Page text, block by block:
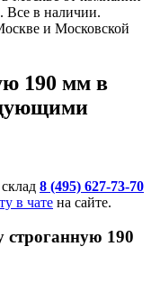
Все в наличии.
и Московской
190 мм в
8 (495) 627-73-70
в чате на сайте.
строганную 190